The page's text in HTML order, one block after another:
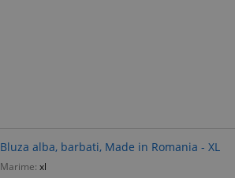
Bluza alba, barbati, Made in Romania - XL
Marime: xl